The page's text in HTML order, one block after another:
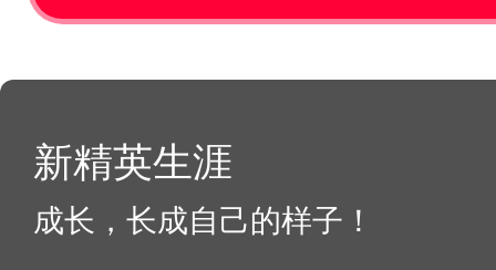
新精英生涯
成长，长成自己的样子！